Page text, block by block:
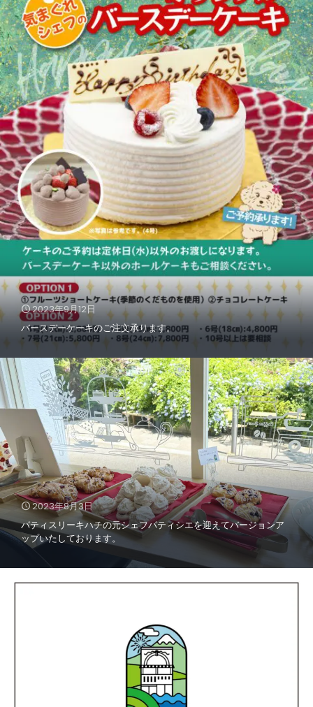
2023年9月12日
バースデーケーキのご注文承ります。
2023年8月3日
パティスリーキハチの元シェフパティシエを迎えてバージョンア
ップいたしております。